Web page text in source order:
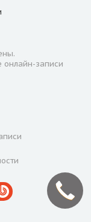
онлайн-записи